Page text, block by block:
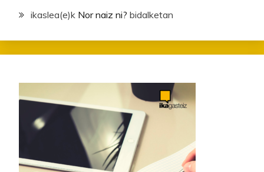
ikaslea(e)k Nor naiz ni? bidalketan